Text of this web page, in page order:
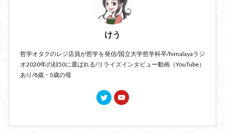
けう
哲学オタクのレジ店員が哲学を発信/国立大学哲学科卒/himalayaラジ
オ2020年の顔50に選ばれる/リライズインタビュー動画（YouTube）
あり/8歳・5歳の母